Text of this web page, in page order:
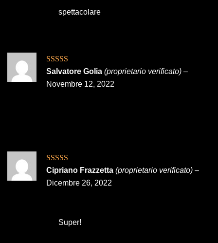
spettacolare
Valutato5su
5
Salvatore Golia (proprietario verificato) –
Novembre 12, 2022
Valutato5su
5
Cipriano Frazzetta (proprietario verificato) –
Dicembre 26, 2022
Super!